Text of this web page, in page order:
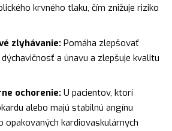
krvného tlaku, čím znižuje riziko
zlyhávanie:Pomáha zlepšovať
a únavu a zlepšuje kvalitu
ochorenie: U pacientov, ktorí
alebo majú stabilnú angínu
opakovaných kardiovaskulárnych